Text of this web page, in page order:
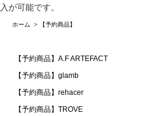
入が可能です。
ホーム > 【予約商品】
【予約商品】A.F ARTEFACT
【予約商品】glamb
【予約商品】rehacer
【予約商品】TROVE